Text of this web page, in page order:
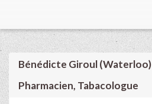
Bénédicte Giroul (Waterloo)
Pharmacien, Tabacologue